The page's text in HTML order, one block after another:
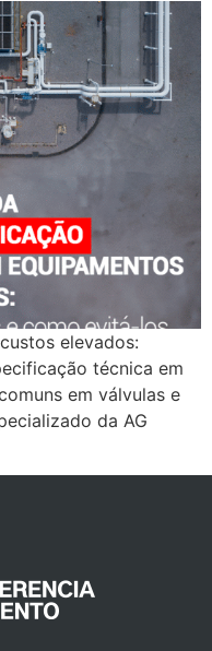
elevados:
técnica em
em válvulas e
da AG